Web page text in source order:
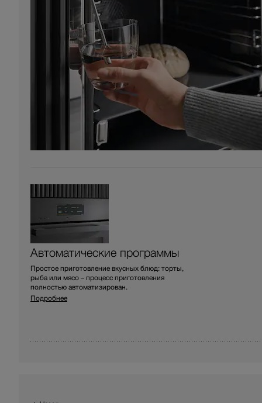
Автоматические программы
Простое приготовление вкусных блюд: торты,
рыба или мясо – процесс приготовления
полностью автоматизирован.
Подробнее